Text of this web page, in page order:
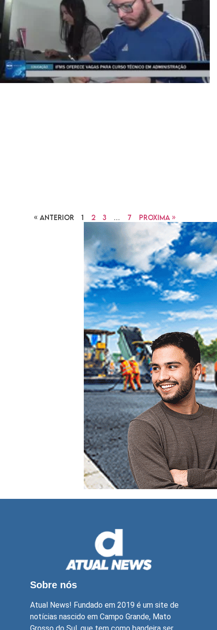
« Anterior 1 2 3 … 7 Proxima »
Sobre nós
Atual News! Fundado em 2019 é um site de
notícias nascido em Campo Grande, Mato